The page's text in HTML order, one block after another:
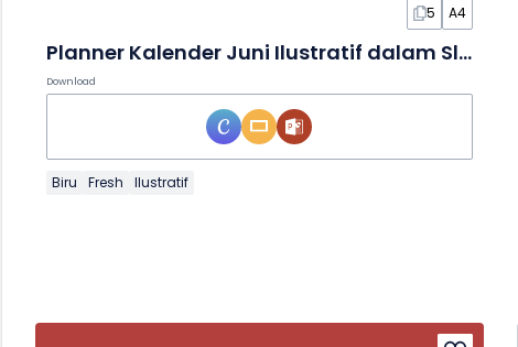
5 A4
Planner Kalender Juni Ilustratif dalam Slide
Download
Biru Fresh Ilustratif